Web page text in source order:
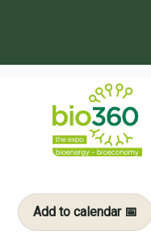
Add to calendar 📅